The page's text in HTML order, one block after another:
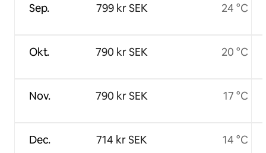
Sep.
Okt.
Nov.
Dec.
799 kr SEK
790 kr SEK
790 kr SEK
714 kr SEK
24 °C
20 °C
17 °C
14 °C